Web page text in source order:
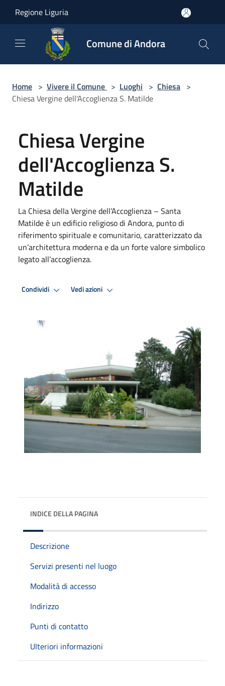
Regione Liguria
Comune di Andora
Home > Vivere il Comune > Luoghi > Chiesa >
Chiesa Vergine dell'Accoglienza S. Matilde
Chiesa Vergine
dell'Accoglienza S.
Matilde
La Chiesa della Vergine dell’Accoglienza – Santa
Matilde è un edificio religioso di Andora, punto di
riferimento spirituale e comunitario, caratterizzato da
un’architettura moderna e da un forte valore simbolico
legato all’accoglienza.
Condividi Vedi azioni
INDICE DELLA PAGINA
Descrizione
Servizi presenti nel luogo
Modalità di accesso
Indirizzo
Punti di contatto
Ulteriori informazioni